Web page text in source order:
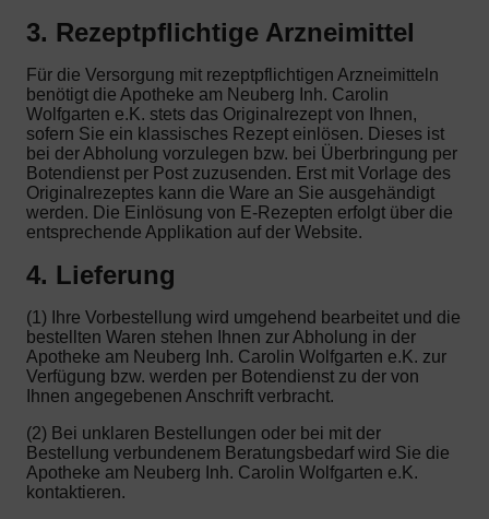
3. Rezeptpflichtige Arzneimittel
Für die Versorgung mit rezeptpflichtigen Arzneimitteln
benötigt die Apotheke am Neuberg Inh. Carolin
Wolfgarten e.K. stets das Originalrezept von Ihnen,
sofern Sie ein klassisches Rezept einlösen. Dieses ist
bei der Abholung vorzulegen bzw. bei Überbringung per
Botendienst per Post zuzusenden. Erst mit Vorlage des
Originalrezeptes kann die Ware an Sie ausgehändigt
werden. Die Einlösung von E-Rezepten erfolgt über die
entsprechende Applikation auf der Website.
4. Lieferung
(1) Ihre Vorbestellung wird umgehend bearbeitet und die
bestellten Waren stehen Ihnen zur Abholung in der
Apotheke am Neuberg Inh. Carolin Wolfgarten e.K. zur
Verfügung bzw. werden per Botendienst zu der von
Ihnen angegebenen Anschrift verbracht.
(2) Bei unklaren Bestellungen oder bei mit der
Bestellung verbundenem Beratungsbedarf wird Sie die
Apotheke am Neuberg Inh. Carolin Wolfgarten e.K.
kontaktieren.